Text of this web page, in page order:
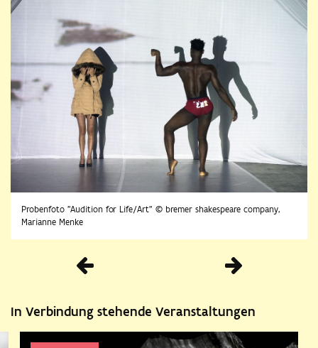
Probenfoto "Audition for Life/Art" © bremer shakespeare company,
Marianne Menke
Vorherige
In Verbindung stehende Veranstaltungen